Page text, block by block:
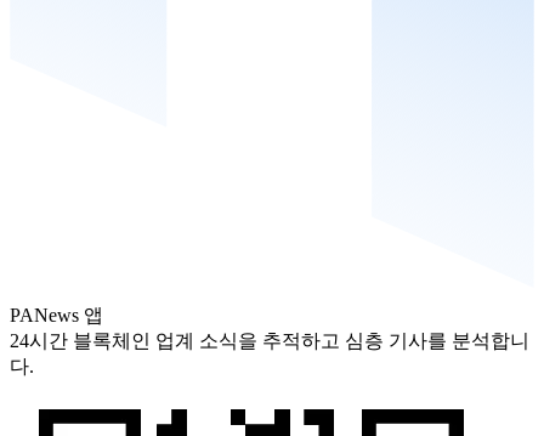
PANews 앱
24시간 블록체인 업계 소식을 추적하고 심층 기사를 분석합니
다.